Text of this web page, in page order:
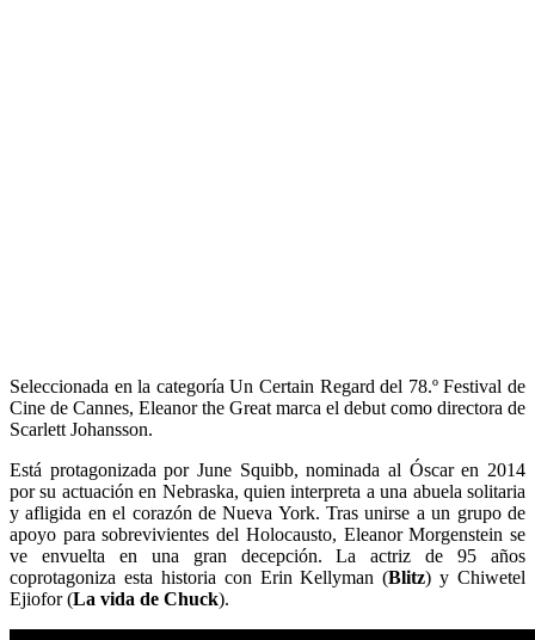
Seleccionada en la categoría Un Certain Regard del 78.º Festival de
Cine de Cannes, Eleanor the Great marca el debut como directora de
Scarlett Johansson.
Está protagonizada por June Squibb, nominada al Óscar en 2014
por su actuación en Nebraska, quien interpreta a una abuela solitaria
y afligida en el corazón de Nueva York. Tras unirse a un grupo de
apoyo para sobrevivientes del Holocausto, Eleanor Morgenstein se
ve envuelta en una gran decepción. La actriz de 95 años
coprotagoniza esta historia con Erin Kellyman (Blitz) y Chiwetel
Ejiofor (La vida de Chuck).